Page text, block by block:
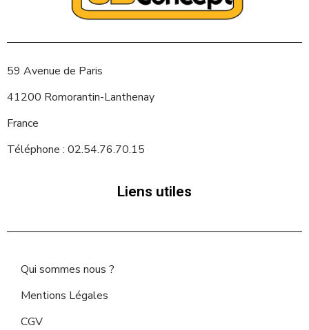
59 Avenue de Paris
41200 Romorantin-Lanthenay
France
Téléphone : 02.54.76.70.15
Liens utiles
Qui sommes nous ?
Mentions Légales
CGV